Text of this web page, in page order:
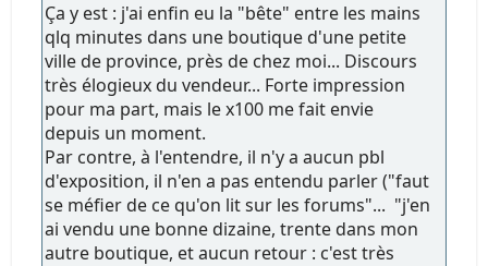
Ça y est : j'ai enfin eu la "bête" entre les mains
qlq minutes dans une boutique d'une petite
ville de province, près de chez moi... Discours
très élogieux du vendeur... Forte impression
pour ma part, mais le x100 me fait envie
depuis un moment.
Par contre, à l'entendre, il n'y a aucun pbl
d'exposition, il n'en a pas entendu parler ("faut
se méfier de ce qu'on lit sur les forums"... "j'en
ai vendu une bonne dizaine, trente dans mon
autre boutique, et aucun retour : c'est très